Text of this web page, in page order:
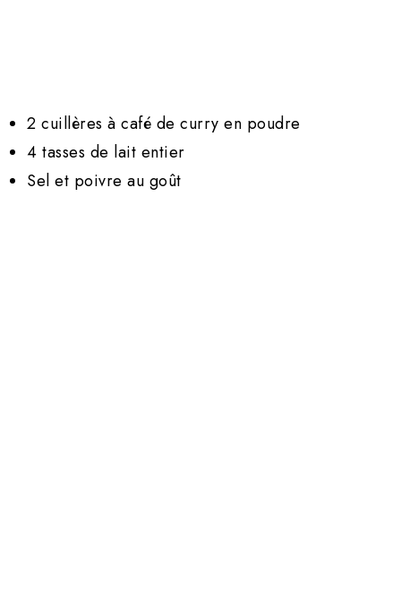
2 cuillères à café de curry en poudre
4 tasses de lait entier
Sel et poivre au goût